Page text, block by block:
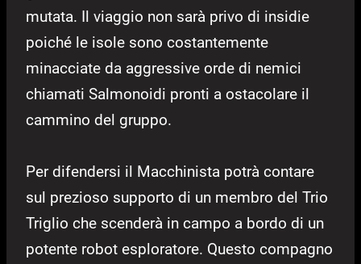
mutata. Il viaggio non sarà privo di insidie
poiché le isole sono costantemente
minacciate da aggressive orde di nemici
chiamati Salmonoidi pronti a ostacolare il
cammino del gruppo.
Per difendersi il Macchinista potrà contare
sul prezioso supporto di un membro del Trio
Triglio che scenderà in campo a bordo di un
potente robot esploratore. Questo compagno